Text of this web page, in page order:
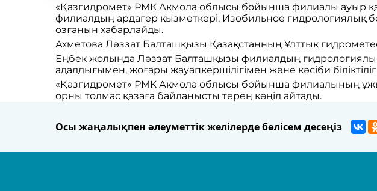
«Қазгидромет» РМК Ақмола облысы бойынша филиалы ауыр
филиалдың ардагер қызметкері, Изобильное гидрологиялық
озғанын хабарлайды.
Ахметова Ләззат Балташқызы Қазақстанның Ұлттық
Еңбек жолында Ләззат Балташқызы филиалдың
адалдығымен, жоғары жауапкершілігімен және кәсіби
«Қазгидромет» РМК Ақмола облысы бойынша филиалының
орны толмас қазаға байланысты терең көңіл айтады.
Осы жаңалықпен әлеуметтік желілерде бөлісем десеңіз